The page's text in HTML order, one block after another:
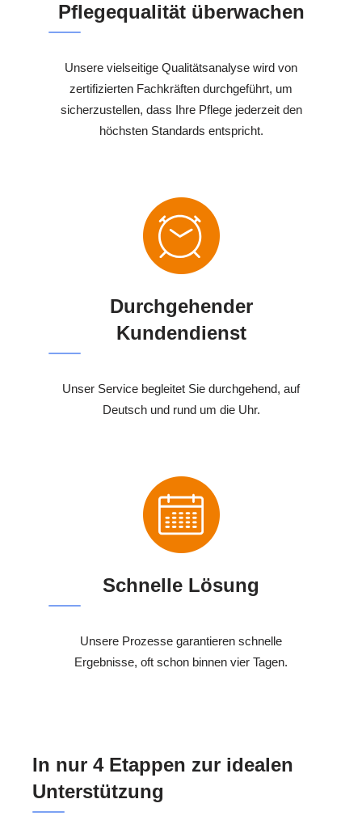
Pflegequalität überwachen
Unsere vielseitige Qualitätsanalyse wird von
zertifizierten Fachkräften durchgeführt, um
sicherzustellen, dass Ihre Pflege jederzeit den
höchsten Standards entspricht.
Durchgehender
Kundendienst
Unser Service begleitet Sie durchgehend, auf
Deutsch und rund um die Uhr.
Schnelle Lösung
Unsere Prozesse garantieren schnelle
Ergebnisse, oft schon binnen vier Tagen.
In nur 4 Etappen zur idealen
Unterstützung